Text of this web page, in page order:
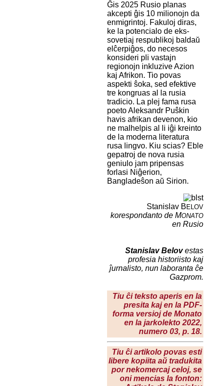
Ĝis 2025 Rusio planas
akcepti ĝis 10 milionojn da
enmigrintoj. Fakuloj diras,
ke la potencialo de eks-
sovetiaj respublikoj baldaŭ
elĉerpiĝos, do necesos
konsideri pli vastajn
regionojn inkluzive Azion
kaj Afrikon. Tio povas
aspekti ŝoka, sed efektive
tre kongruas al la rusia
tradicio. La plej fama rusa
poeto Aleksandr Puŝkin
havis afrikan devenon, kio
ne malhelpis al li iĝi kreinto
de la moderna literatura
rusa lingvo. Kiu scias? Eble
gepatroj de nova rusia
geniulo jam pripensas
forlasi Niĝerion,
Bangladeŝon aŭ Sirion.
Stanislav B ELOV
korespondanto de MONATO
en Rusio
Stanislav Belovestas
profesia historiisto kaj
ĵurnalisto, nun laboranta ĉe
Gazprom.
Tiu ĉi teksto aperis en la
presita kaj en la PDF-
forma versioj de Monato
en la jarkolekto 2022,
numero 03, p. 18.
Tiu ĉi artikolo povas esti
libere kopiita aŭ tradukita
por nekomercaj celoj, se
oni mencias la fonton: